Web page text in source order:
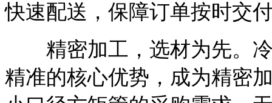
快速配送，保障订单按时交
精密加工，选材为先。冷
精准的核心优势，成为精密